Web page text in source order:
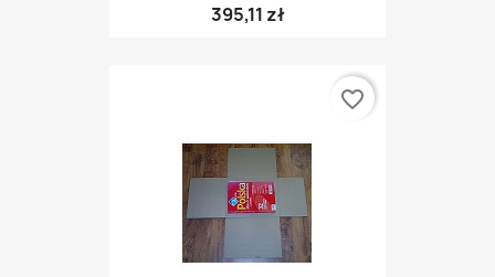
395,11 zł
favorite_border